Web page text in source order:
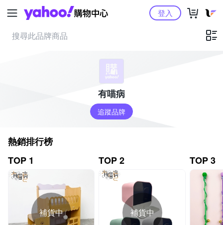
Yahoo購物中心登入
有喵病
追蹤品牌
熱銷排行榜
TOP 1
補貨中
TOP 2
補貨中
TOP 3